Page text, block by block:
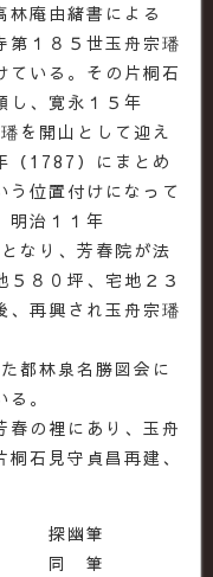
庵由緒書による
第１８５世玉舟宗璠
ている。その片桐石
し、寛永１５年
を開山として迎え
（1787）にまとめ
う位置付けになって
明治１１年
なり、芳春院が法
８０坪、宅地２３
、再興され玉舟宗璠
都林泉名勝図会に
。
裡にあり、玉舟
石見守貞昌再建、
幽筆
筆